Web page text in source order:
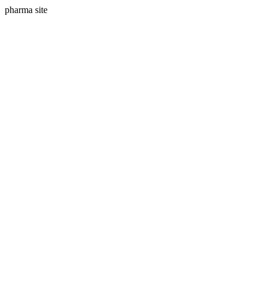
pharma site